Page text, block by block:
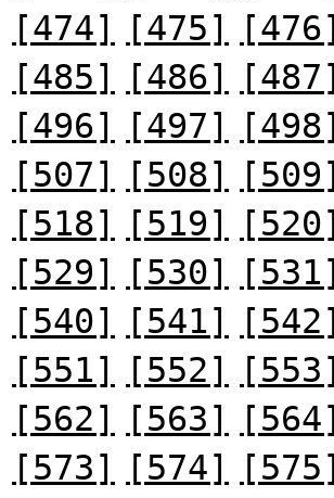
[474]
[475] [476]
[485]
[486] [487]
[496]
[497] [498]
[507]
[508] [509]
[518]
[519] [520]
[529]
[530] [531]
[540]
[541] [542]
[551]
[552] [553]
[562]
[563] [564]
[573]
[574] [575]